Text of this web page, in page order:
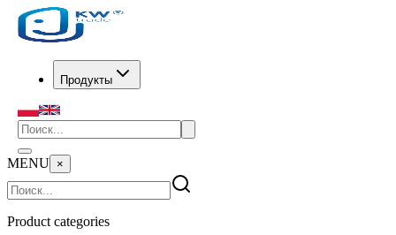
Продукты
MENU ×
Product categories